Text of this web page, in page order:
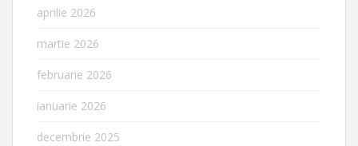
aprilie 2026
martie 2026
februarie 2026
ianuarie 2026
decembrie 2025